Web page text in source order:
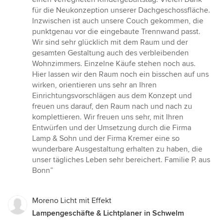
für die Neukonzeption unserer Dachgeschossfläche.
Inzwischen ist auch unsere Couch gekommen, die
punktgenau vor die eingebaute Trennwand passt.
Wir sind sehr glücklich mit dem Raum und der
gesamten Gestaltung auch des verbleibenden
Wohnzimmers. Einzelne Käufe stehen noch aus.
Hier lassen wir den Raum noch ein bisschen auf uns
wirken, orientieren uns sehr an Ihren
Einrichtungsvorschlägen aus dem Konzept und
freuen uns darauf, den Raum nach und nach zu
komplettieren. Wir freuen uns sehr, mit Ihren
Entwürfen und der Umsetzung durch die Firma
Lamp & Sohn und der Firma Kremer eine so
wunderbare Ausgestaltung erhalten zu haben, die
unser tägliches Leben sehr bereichert. Familie P. aus
Bonn”
Moreno Licht mit Effekt
Lampengeschäfte & Lichtplaner in Schwelm